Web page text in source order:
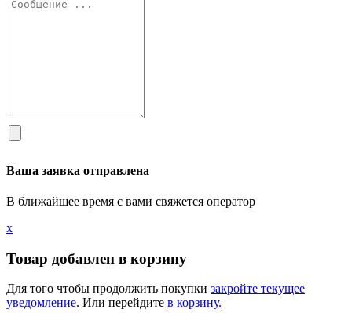
Ваша заявка отправлена
В ближайшее время с вами свяжется оператор
х
Товар добавлен в корзину
Для того чтобы продолжить покупки закройте текущее
уведомление. Или перейдите в корзину.